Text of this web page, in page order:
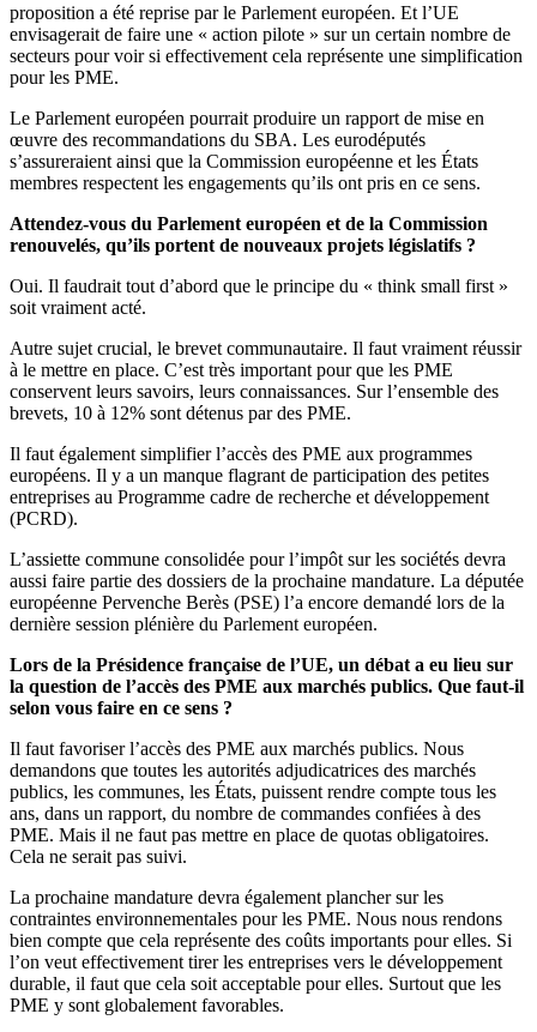
proposition a été reprise par le Parlement européen. Et l’UE
envisagerait de faire une « action pilote » sur un certain nombre de
secteurs pour voir si effectivement cela représente une simplification
pour les PME.
Le Parlement européen pourrait produire un rapport de mise en
œuvre des recommandations du SBA. Les eurodéputés
s’assureraient ainsi que la Commission européenne et les États
membres respectent les engagements qu’ils ont pris en ce sens.
Attendez-vous du Parlement européen et de la Commission
renouvelés, qu’ils portent de nouveaux projets législatifs ?
Oui. Il faudrait tout d’abord que le principe du « think small first »
soit vraiment acté.
Autre sujet crucial, le brevet communautaire. Il faut vraiment réussir
à le mettre en place. C’est très important pour que les PME
conservent leurs savoirs, leurs connaissances. Sur l’ensemble des
brevets, 10 à 12% sont détenus par des PME.
Il faut également simplifier l’accès des PME aux programmes
européens. Il y a un manque flagrant de participation des petites
entreprises au Programme cadre de recherche et développement
(PCRD).
L’assiette commune consolidée pour l’impôt sur les sociétés devra
aussi faire partie des dossiers de la prochaine mandature. La députée
européenne Pervenche Berès (PSE) l’a encore demandé lors de la
dernière session plénière du Parlement européen.
Lors de la Présidence française de l’UE, un débat a eu lieu sur
la question de l’accès des PME aux marchés publics. Que faut-il
selon vous faire en ce sens ?
Il faut favoriser l’accès des PME aux marchés publics. Nous
demandons que toutes les autorités adjudicatrices des marchés
publics, les communes, les États, puissent rendre compte tous les
ans, dans un rapport, du nombre de commandes confiées à des
PME. Mais il ne faut pas mettre en place de quotas obligatoires.
Cela ne serait pas suivi.
La prochaine mandature devra également plancher sur les
contraintes environnementales pour les PME. Nous nous rendons
bien compte que cela représente des coûts importants pour elles. Si
l’on veut effectivement tirer les entreprises vers le développement
durable, il faut que cela soit acceptable pour elles. Surtout que les
PME y sont globalement favorables.